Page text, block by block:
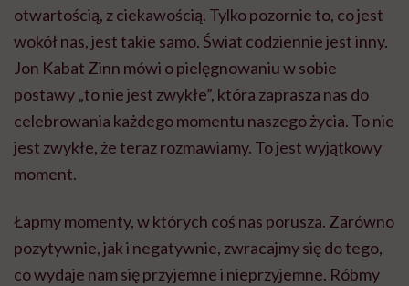
otwartością, z ciekawością. Tylko pozornie to, co jest
wokół nas, jest takie samo. Świat codziennie jest inny.
Jon Kabat Zinn mówi o pielęgnowaniu w sobie
postawy „to nie jest zwykłe”, która zaprasza nas do
celebrowania każdego momentu naszego życia. To nie
jest zwykłe, że teraz rozmawiamy. To jest wyjątkowy
moment.
Łapmy momenty, w których coś nas porusza. Zarówno
pozytywnie, jak i negatywnie, zwracajmy się do tego,
co wydaje nam się przyjemne i nieprzyjemne. Róbmy